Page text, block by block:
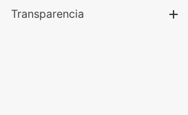
Transparencia